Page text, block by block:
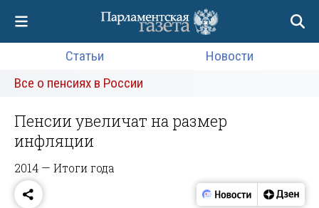
Статьи
Новости
Все о пенсиях в России
Пенсии увеличат на размер
инфляции
2014 — Итоги года